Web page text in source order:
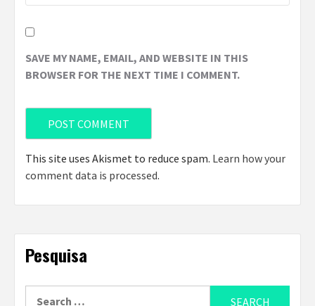
SAVE MY NAME, EMAIL, AND WEBSITE IN THIS
BROWSER FOR THE NEXT TIME I COMMENT.
This site uses Akismet to reduce spam. Learn how your
comment data is processed.
Pesquisa